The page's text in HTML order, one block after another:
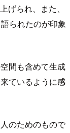
げられ、また、
られたのが印象
間も含めて生成
ているように感
のためのもので